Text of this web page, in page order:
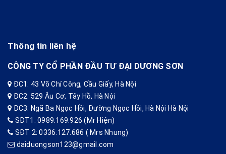
Thông tin liên hệ
CÔNG TY CỔ PHẦN ĐẦU TƯ ĐẠI DƯƠNG SƠN
ĐC1: 43 Võ Chí Công, Cầu Giấy, Hà Nội
ĐC2: 529 Âu Cơ, Tây Hồ, Hà Nội
ĐC3: Ngã Ba Ngọc Hồi, Đường Ngọc Hồi, Hà Nội Hà Nội
SĐT1: 0989.169.926 (Mr Hiện)
SĐT 2: 0336.127.686 ( Mrs Nhung)
daiduongson123@gmail.com